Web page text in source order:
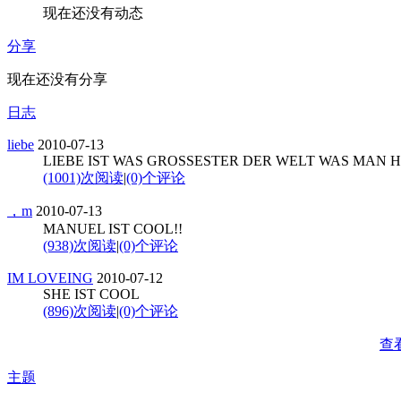
现在还没有动态
分享
现在还没有分享
日志
liebe 2010-07-13
LIEBE IST WAS GROSSESTER DER WELT WAS MAN
(1001)次阅读|(0)个评论
，m 2010-07-13
MANUEL IST COOL!!
(938)次阅读|(0)个评论
IM LOVEING 2010-07-12
SHE IST COOL
(896)次阅读|(0)个评论
查
主题